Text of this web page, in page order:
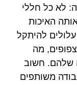
לא כל חללי
האיכות
להיתקל
מה
חשוב
משותפים